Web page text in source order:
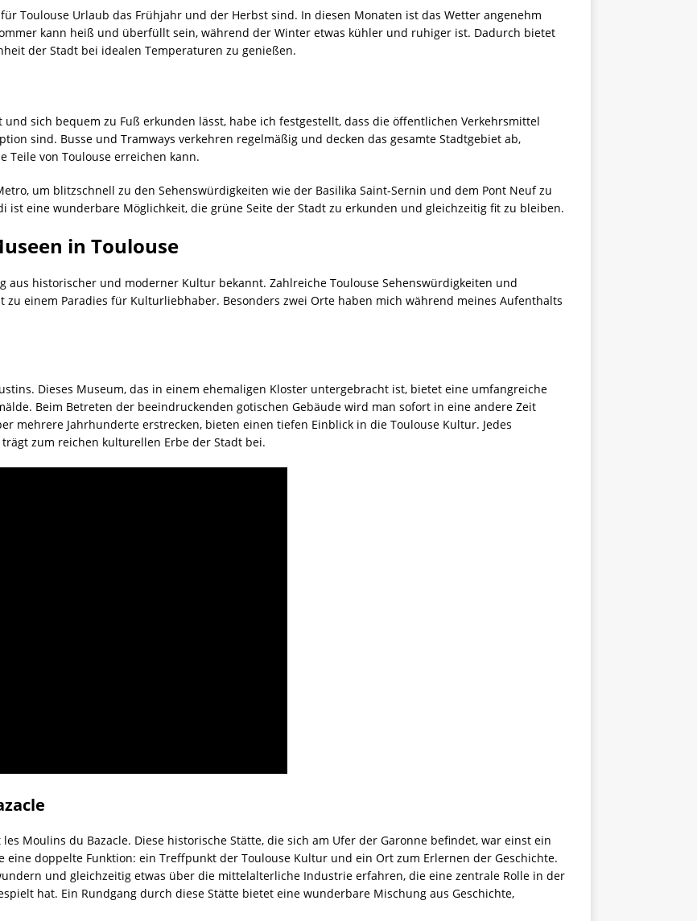
Toulouse Urlaub das Frühjahr und der Herbst sind. In diesen Monaten ist das Wetter angenehm
kann heiß und überfüllt sein, während der Winter etwas kühler und ruhiger ist. Dadurch bietet
der Stadt bei idealen Temperaturen zu genießen.
sich bequem zu Fuß erkunden lässt, habe ich festgestellt, dass die öffentlichen Verkehrsmittel
sind. Busse und Tramways verkehren regelmäßig und decken das gesamte Stadtgebiet ab,
Teile von Toulouse erreichen kann.
um blitzschnell zu den Sehenswürdigkeiten wie der Basilika Saint-Sernin und dem Pont Neuf zu
ist eine wunderbare Möglichkeit, die grüne Seite der Stadt zu erkunden und gleichzeitig fit zu bleiben.
in Toulouse
aus historischer und moderner Kultur bekannt. Zahlreiche Toulouse Sehenswürdigkeiten und
zu einem Paradies für Kulturliebhaber. Besonders zwei Orte haben mich während meines Aufenthalts
Dieses Museum, das in einem ehemaligen Kloster untergebracht ist, bietet eine umfangreiche
Beim Betreten der beeindruckenden gotischen Gebäude wird man sofort in eine andere Zeit
mehrere Jahrhunderte erstrecken, bieten einen tiefen Einblick in die Toulouse Kultur. Jedes
zum reichen kulturellen Erbe der Stadt bei.
Moulins du Bazacle. Diese historische Stätte, die sich am Ufer der Garonne befindet, war einst ein
doppelte Funktion: ein Treffpunkt der Toulouse Kultur und ein Ort zum Erlernen der Geschichte.
und gleichzeitig etwas über die mittelalterliche Industrie erfahren, die eine zentrale Rolle in der
hat. Ein Rundgang durch diese Stätte bietet eine wunderbare Mischung aus Geschichte,